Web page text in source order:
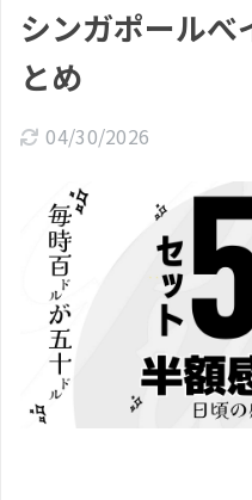
シンガポールべ
とめ
04/30/2026